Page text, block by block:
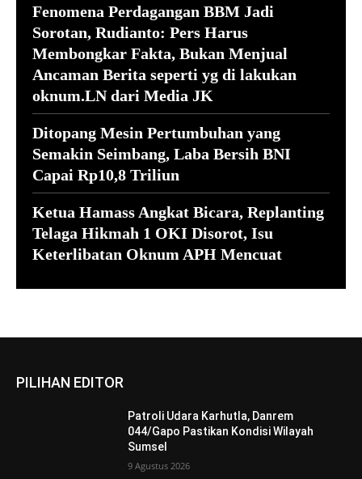
Fenomena Perdagangan BBM Jadi
Sorotan, Rudianto: Pers Harus
Membongkar Fakta, Bukan Menjual
Ancaman Berita seperti yg di lakukan
oknum.LN dari Media JK
Ditopang Mesin Pertumbuhan yang
Semakin Seimbang, Laba Bersih BNI
Capai Rp10,8 Triliun
Ketua Hamass Angkat Bicara, Replanting
Telaga Hikmah 1 OKI Disorot, Isu
Keterlibatan Oknum APH Mencuat
PILIHAN EDITOR
Patroli Udara Karhutla, Danrem
044/Gapo Pastikan Kondisi Wilayah
Sumsel
9 Agustus 2026